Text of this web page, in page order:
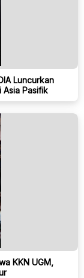
Luncurkan
Asia Pasifik
KKN UGM,